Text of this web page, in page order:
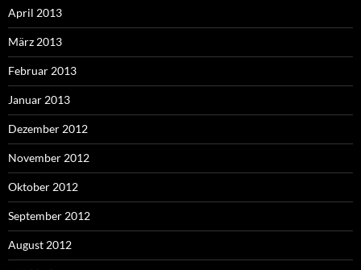
April 2013
März 2013
Februar 2013
Januar 2013
Dezember 2012
November 2012
Oktober 2012
September 2012
August 2012